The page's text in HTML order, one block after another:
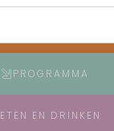
PROGRAMMA
ETEN EN DRINKEN